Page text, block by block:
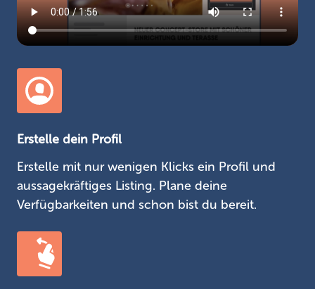
Erstelle dein Profil
Erstelle mit nur wenigen Klicks ein Profil und
aussagekräftiges Listing. Plane deine
Verfügbarkeiten und schon bist du bereit.